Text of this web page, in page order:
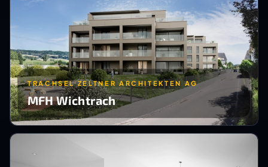
TRACHSEL ZELTNER ARCHITEKTEN AG
MFH Wichtrach